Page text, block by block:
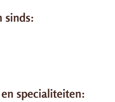
sinds:
specialiteiten: